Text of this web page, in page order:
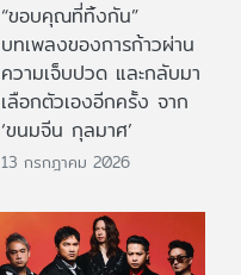
“ขอบคุณที่ทิ้งกัน”
บทเพลงของการก้าวผ่าน
ความเจ็บปวด และกลับมา
เลือกตัวเองอีกครั้ง จาก
‘ขนมจีน กุลมาศ’
13 กรกฎาคม 2026